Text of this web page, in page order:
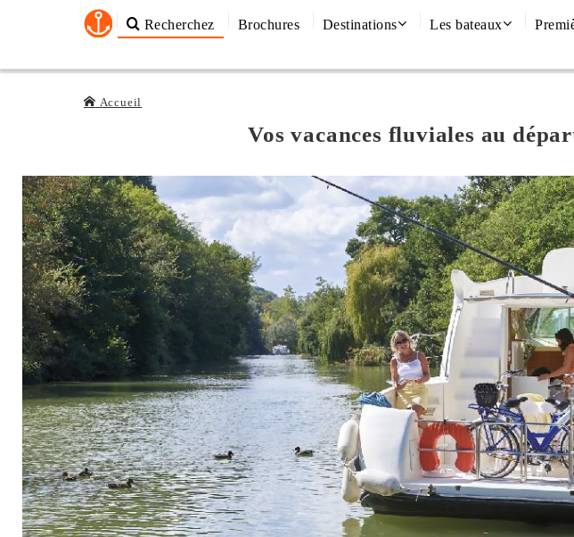
Recherchez Brochures Destinations Les bateaux
Accueil
Vos vacances fluviales au